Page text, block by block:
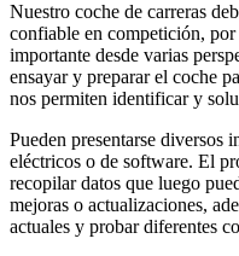
Nuestro coche de carreras
confiable en competición,
importante desde varias
ensayar y preparar el coche
nos permiten identificar y
Pueden presentarse diversos
eléctricos o de software. El
recopilar datos que luego
mejoras o actualizaciones,
actuales y probar diferentes